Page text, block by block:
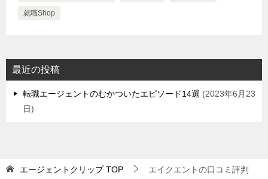
就職Shop
最近の投稿
転職エージェントのむかついたエピソード14選
2023年6月23
日
エージェントクリップTOP エイクエントの口コミ評判